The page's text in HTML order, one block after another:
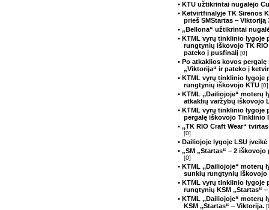
• KTU užtikrintai nugalėjo
• Ketvirtfinalyje TK Sirenos
prieš SMStartas ‒ Viktoriją
• „Bellona“ užtikrintai
• KTML vyrų tinklinio lygoje
rungtynių iškovojo TK RIO
pateko į pusfinalį [0]
• Po atkaklios kovos pergalę
„Viktorija“ ir pateko į
• KTML vyrų tinklinio lygoje
rungtynių iškovojo KTU [0]
• KTML ,,Dailiojoje“ moterų
atkaklių varžybų iškovojo
• KTML vyrų tinklinio lygoje
pergalę iškovojo Tinklinio
• ,,TK RIO Craft Wear“
[0]
• Dailiojoje lygoje LSU
• „SM „Startas“ – 2
[0]
• KTML ,,Dailiojoje“ moterų
sunkių rungtynių iškovojo
• KTML vyrų tinklinio lygoje
rungtynių KSM ,,Startas“
• KTML ,,Dailiojoje“ moterų
KSM ,,Startas“ ‒ Viktorija.